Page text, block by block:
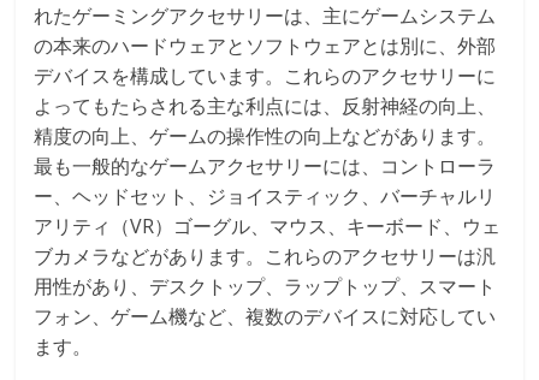
れたゲーミングアクセサリーは、主にゲームシステム
の本来のハードウェアとソフトウェアとは別に、外部
デバイスを構成しています。これらのアクセサリーに
よってもたらされる主な利点には、反射神経の向上、
精度の向上、ゲームの操作性の向上などがあります。
最も一般的なゲームアクセサリーには、コントローラ
ー、ヘッドセット、ジョイスティック、バーチャルリ
アリティ（VR）ゴーグル、マウス、キーボード、ウェ
ブカメラなどがあります。これらのアクセサリーは汎
用性があり、デスクトップ、ラップトップ、スマート
フォン、ゲーム機など、複数のデバイスに対応してい
ます。